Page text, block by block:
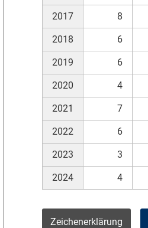
2017 8
2018 6
2019 6
2020 4
2021 7
2022 6
2023 3
2024 4
Zeichenerklärung